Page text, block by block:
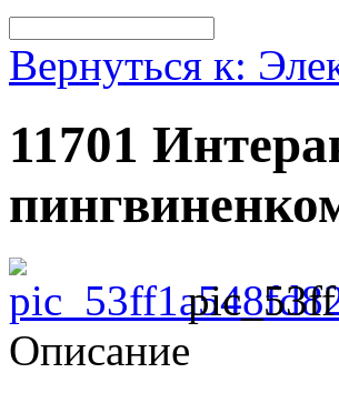
Вернуться к:
11701
Описание